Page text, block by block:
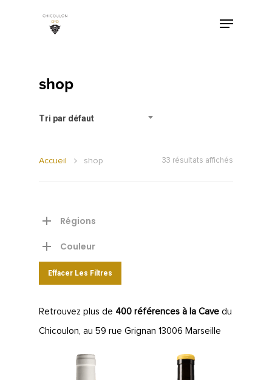
shop
Tri par défaut
33 résultats affichés
Accueil shop
Régions
Couleur
Effacer Les Filtres
Retrouvez plus de 400 références à la Cave du
Chicoulon, au 59 rue Grignan 13006 Marseille